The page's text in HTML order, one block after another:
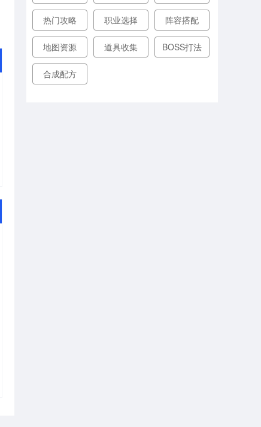
热门攻略 职业选择 阵容搭配
地图资源 道具收集 BOSS打法
合成配方